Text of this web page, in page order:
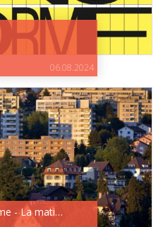
06.08.2024
- La mati…